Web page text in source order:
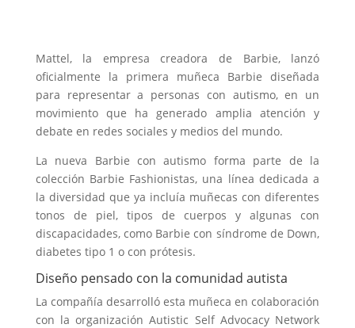
Mattel, la empresa creadora de Barbie, lanzó
oficialmente la primera muñeca Barbie diseñada
para representar a personas con autismo, en un
movimiento que ha generado amplia atención y
debate en redes sociales y medios del mundo.
La nueva Barbie con autismo forma parte de la
colección Barbie Fashionistas, una línea dedicada a
la diversidad que ya incluía muñecas con diferentes
tonos de piel, tipos de cuerpos y algunas con
discapacidades, como Barbie con síndrome de Down,
diabetes tipo 1 o con prótesis.
Diseño pensado con la comunidad autista
La compañía desarrolló esta muñeca en colaboración
con la organización Autistic Self Advocacy Network